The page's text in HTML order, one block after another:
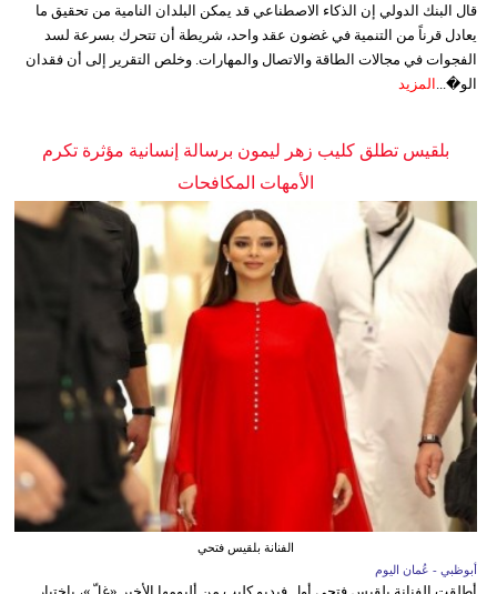
قال البنك الدولي إن الذكاء الاصطناعي قد يمكن البلدان النامية من تحقيق ما
يعادل قرناً من التنمية في غضون عقد واحد، شريطة أن تتحرك بسرعة لسد
الفجوات في مجالات الطاقة والاتصال والمهارات. وخلص التقرير إلى أن فقدان
الو�... المزيد
بلقيس تطلق كليب زهر ليمون برسالة إنسانية مؤثرة تكرم
الأمهات المكافحات
الفنانة بلقيس فتحي
أبوظبي - عُمان اليوم